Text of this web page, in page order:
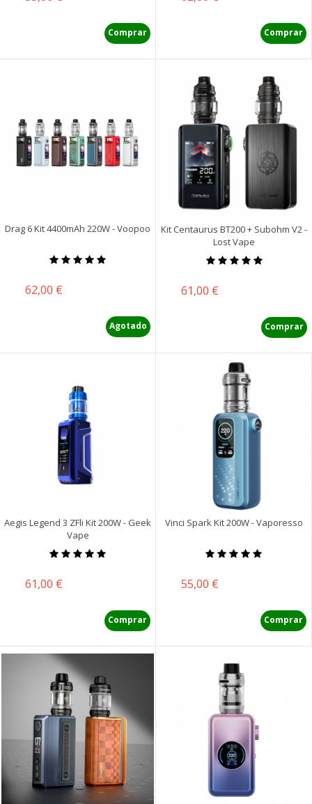
Comprar Comprar
Drag 6 Kit 4400mAh 220W - Voopoo
Precio
62,00 €
Agotado
Kit Centaurus BT200 + Subohm V2 -
Lost Vape
Precio
61,00 €
Comprar
Aegis Legend 3 ZFli Kit 200W - Geek
Vape
Precio
61,00 €
Comprar
Vinci Spark Kit 200W - Vaporesso
Precio
55,00 €
Comprar